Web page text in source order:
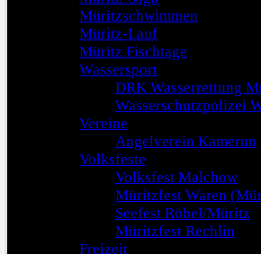
Müritzschwimmen
Müritz-Lauf
Müritz Fischtage
Wassersport
DRK Wasserrettung
Wasserschutzpolizei
Vereine
Angelverein Kamerun
Volksfeste
Volksfest Malchow
Müritzfest Waren
Seefest Röbel/Müritz
Müritzfest Rechlin
Freizeit